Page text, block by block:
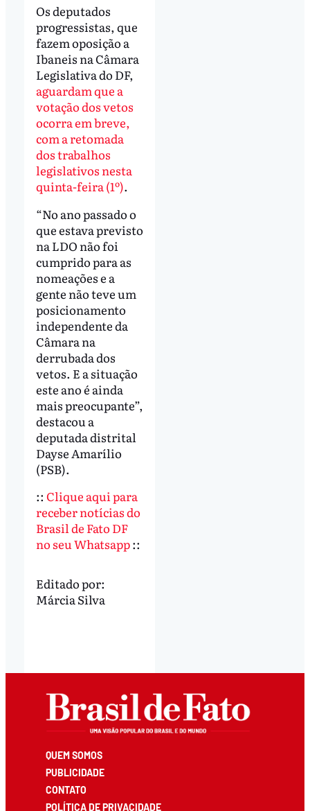
Os deputados
progressistas, que
fazem oposição a
Ibaneis na Câmara
Legislativa do DF,
aguardam que a
votação dos vetos
ocorra em breve,
com a retomada
dos trabalhos
legislativos nesta
quinta-feira (1º).
“No ano passado o
que estava previsto
na LDO não foi
cumprido para as
nomeações e a
gente não teve um
posicionamento
independente da
Câmara na
derrubada dos
vetos. E a situação
este ano é ainda
mais preocupante”,
destacou a
deputada distrital
Dayse Amarílio
(PSB).
:: Clique aqui para
receber notícias do
Brasil de Fato DF
no seu Whatsapp::
Editado por:
Márcia Silva
QUEM SOMOS
PUBLICIDADE
CONTATO
POLÍTICA DE PRIVACIDADE